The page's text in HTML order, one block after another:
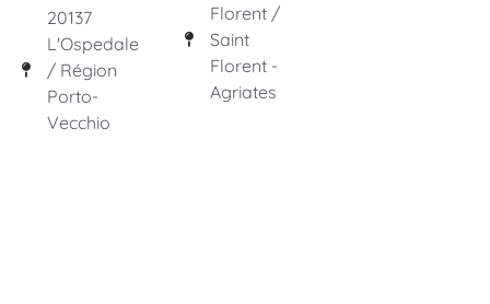
20137
L'Ospedale
/ Région
Porto-
Vecchio
Florent /
Saint
Florent -
Agriates